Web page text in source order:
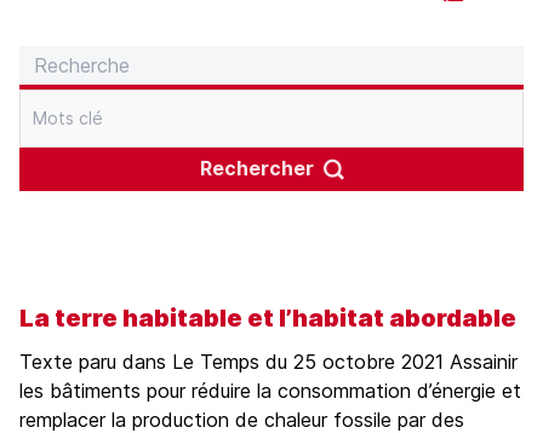
Rechercher
La terre habitable et l’habitat abordable
Texte paru dans Le Temps du 25 octobre 2021 Assainir
les bâtiments pour réduire la consommation d’énergie et
remplacer la production de chaleur fossile par des